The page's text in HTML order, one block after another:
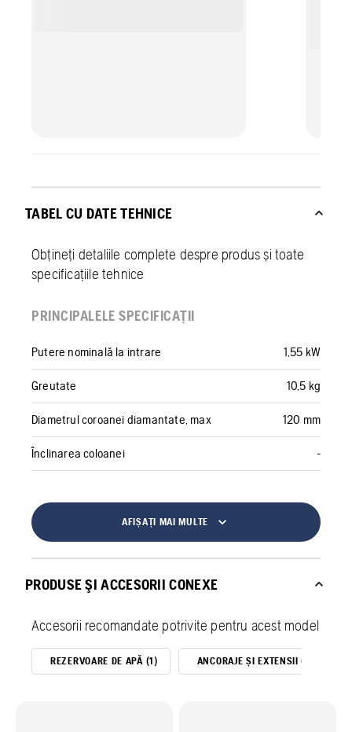
TABEL CU DATE TEHNICE
Obțineți detaliile complete despre produs și toate
specificațiile tehnice
PRINCIPALELE SPECIFICAȚII
Putere nominală la intrare 1,55 kW
Greutate 10,5 kg
Diametrul coroanei diamantate, max 120 mm
Înclinarea coloanei -
AFIȘAȚI MAI MULTE
PRODUSE ŞI ACCESORII CONEXE
Accesorii recomandate potrivite pentru acest model
REZERVOARE DE APĂ (1) ANCORAJE ȘI EXTENSII (5)